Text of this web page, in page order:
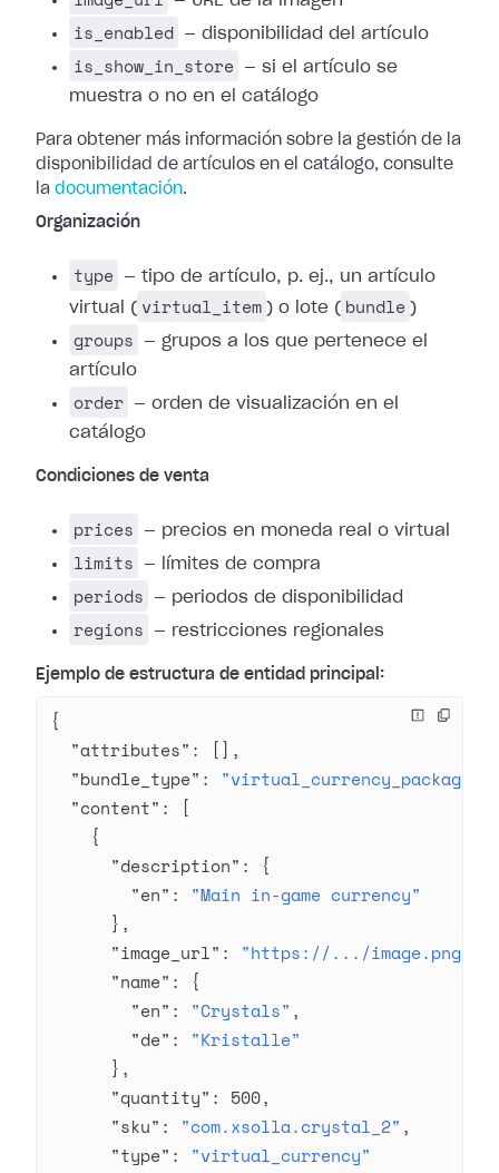
is_enabled — disponibilidad del artículo
is_show_in_store
— si el artículo se
muestra o no en el catálogo
Para obtener más información sobre la gestión de la
disponibilidad de artículos en el catálogo, consulte
la documentación.
Organización
type
— tipo de artículo, p. ej., un artículo
virtual ( virtual_item ) o lote ( bundle )
groups
— grupos a los que pertenece el
artículo
order
— orden de visualización en el
catálogo
Condiciones de venta
prices — precios en moneda real o virtual
limits — límites de compra
periods — periodos de disponibilidad
regions — restricciones regionales
Ejemplo de estructura de entidad principal:
{
  "attributes"
: [],
  "bundle_type"
: "virtual_currency_package"
  "content"
: [
    {
      "description"
: {
        "en"
: "Main in-game currency"
      },
      "image_url"
: "https://.../image.png"
      "name"
: {
        "en"
: "Crystals" ,
        "de"
: "Kristalle"
      },
      "quantity"
: 500,
      "sku"
: "com.xsolla.crystal_2" ,
      "type"
: "virtual_currency"